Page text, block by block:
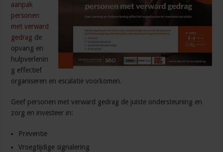
aanpak
personen
met verward
gedrag de
opvang en
hulpverlenin
g effectief
organiseren en escalatie voorkomen.
Geef personen met verward gedrag de juiste ondersteuning en
zorg en investeer in:
Preventie
Vroegtijdige signalering